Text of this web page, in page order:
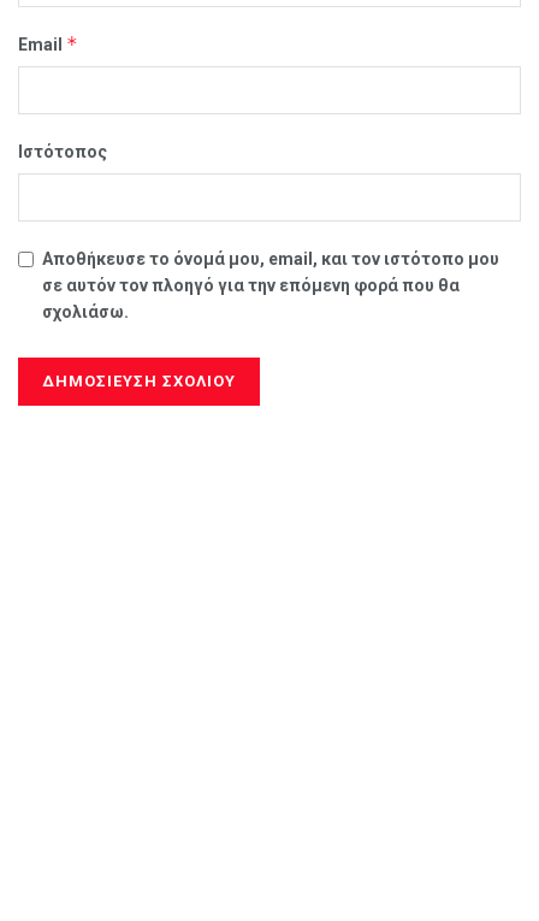
Email *
Ιστότοπος
Αποθήκευσε το όνομά μου, email, και τον ιστότοπο μου
σε αυτόν τον πλοηγό για την επόμενη φορά που θα
σχολιάσω.